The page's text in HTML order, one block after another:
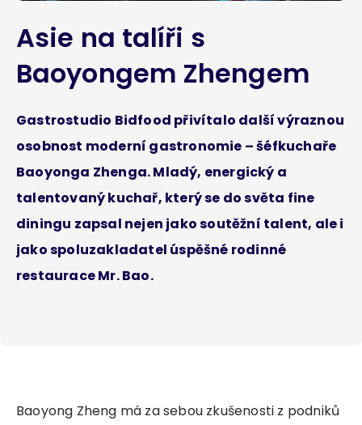
Asie na talíři s
Baoyongem Zhengem
Gastrostudio Bidfood přivítalo další výraznou
osobnost moderní gastronomie – šéfkuchaře
Baoyonga Zhenga. Mladý, energický a
talentovaný kuchař, který se do světa fine
diningu zapsal nejen jako soutěžní talent, ale i
jako spoluzakladatel úspěšné rodinné
restaurace Mr. Bao.
Baoyong Zheng má za sebou zkušenosti z podniků